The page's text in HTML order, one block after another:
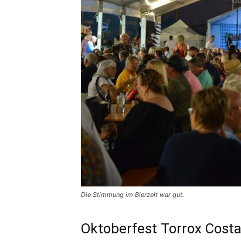
Die Stimmung im Bierzelt war gut.
Oktoberfest Torrox